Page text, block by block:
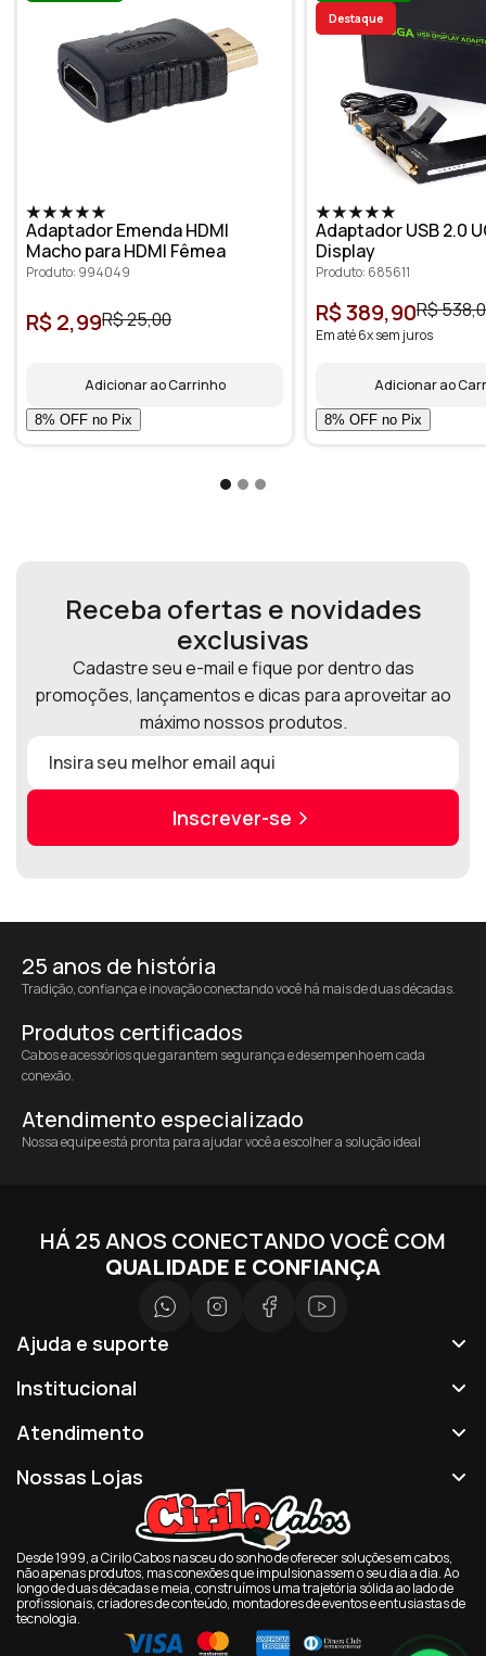
Adaptador Emenda HDMI
Macho para HDMI Fêmea
Produto: 994049
R$ 2,99R$ 25,00
Adicionar ao Carrinho
Destaque
Adaptador USB 2.0
Display
Produto: 685611
R$ 389,90R$
Em até 6x sem juros
Adicionar ao
Receba ofertas e novidades
exclusivas
Cadastre seu e-mail e fique por dentro das
promoções, lançamentos e dicas para aproveitar ao
máximo nossos produtos.
Inscrever-se
25 anos de história
Tradição, confiança e inovação conectando você há mais de duas décadas.
Produtos certificados
Cabos e acessórios que garantem segurança e desempenho em cada
conexão.
Atendimento especializado
Nossa equipe está pronta para ajudar você a escolher a solução ideal
HÁ 25 ANOS CONECTANDO VOCÊ COM
QUALIDADE E CONFIANÇA
Ajuda e suporte
Institucional
Atendimento
Nossas Lojas
Desde 1999, a Cirilo Cabos nasceu do sonho de oferecer soluções em cabos,
não apenas produtos, mas conexões que impulsionassem o seu dia a dia. Ao
longo de duas décadas e meia, construímos uma trajetória sólida ao lado de
profissionais, criadores de conteúdo, montadores de eventos e entusiastas de
tecnologia.